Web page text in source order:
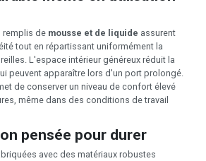
remplis de mousse et de liquide assurent
tout en répartissant uniformément la
L'espace intérieur généreux réduit la
peuvent apparaître lors d'un port prolongé.
de conserver un niveau de confort élevé
même dans des conditions de travail
pensée pour durer
avec des matériaux robustes